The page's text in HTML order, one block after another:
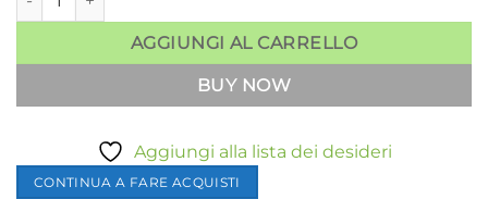
AGGIUNGI AL CARRELLO
BUY NOW
Aggiungi alla lista dei desideri
CONTINUA A FARE ACQUISTI